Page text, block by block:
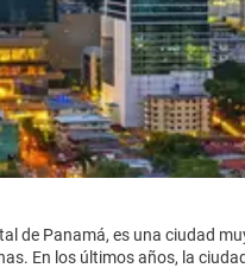
de Panamá, es una ciudad
En los últimos años, la